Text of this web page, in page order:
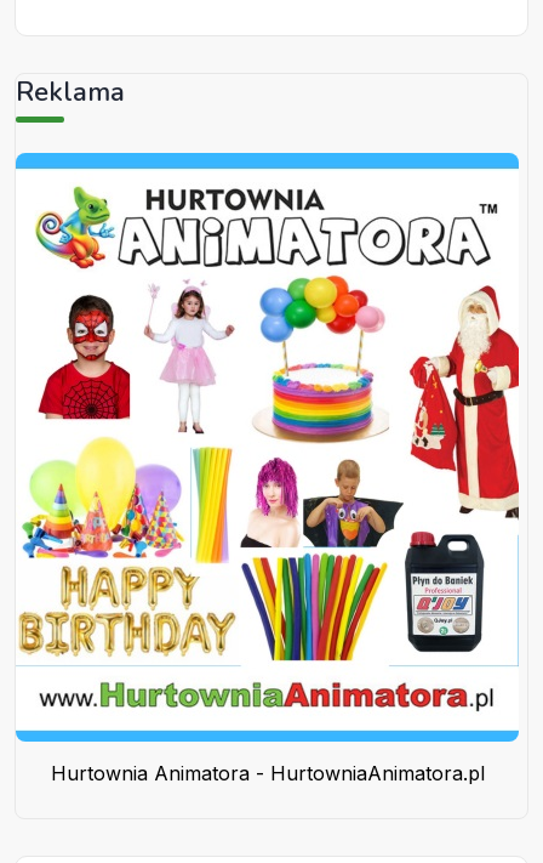
Reklama
Hurtownia Animatora - HurtowniaAnimatora.pl